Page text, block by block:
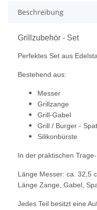
Beschreibung
Grillzubehör - Set
Perfektes Set aus
Bestehend aus:
Messer
Grillzange
Grill-Gabel
Grill / Burger -
Silikonbürste
In der praktischen
Länge Messer: ca. 32,5
Länge Zange, Gabel,
Jedes Teil besitzt eine